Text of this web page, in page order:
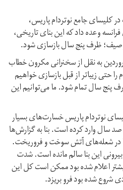
جامع نوتردام پاریس،
وعده داد که این بنای تاریخی،
ظرف پنج سال بازسازی شود.
رویترز روز سه‌شنبه ۲۷ فروردین به نقل از سخنرانی مکرون خطاب
حتی زیبا‌تر از قبل بازسازی خواهیم
سال تمام شود. ما می‌توانیم این
نوتردام پاریس خسارت‌های بسیار
سال وارد کرده است. بنا به گزارش‌‌ها
شعله‌های آتش سوخت و فروریخت.
این بنا سالم مانده است. شدت
اعلام شده بود ممکن است کل این